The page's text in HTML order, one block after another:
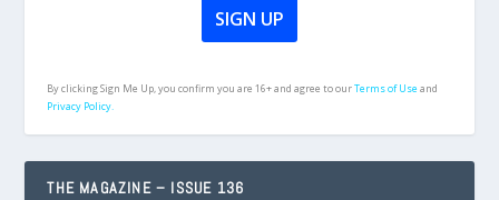
By clicking Sign Me Up, you confirm you are 16+ and agree to ourTerms of Useand
Privacy Policy.
THE MAGAZINE – ISSUE 136